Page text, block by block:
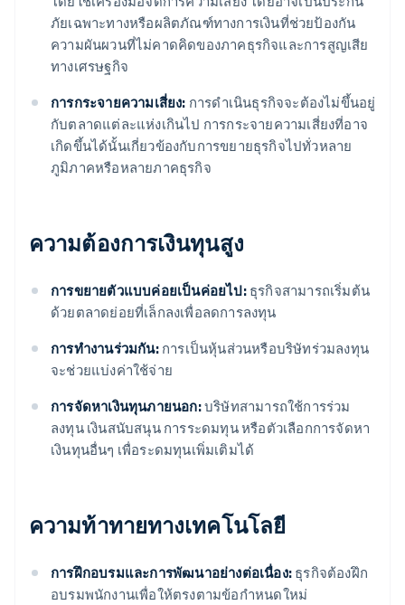
ภัยเฉพาะทางหรือผลิตภัณฑ์ทางการเงินที่ช่วยป้องกัน
ความผันผวนที่ไม่คาดคิดของภาคธุรกิจและการสูญเสีย
ทางเศรษฐกิจ
การกระจายความเสี่ยง: การดําเนินธุรกิจจะต้องไม่ขึ้นอยู่
กับตลาดแต่ละแห่งเกินไป การกระจายความเสี่ยงที่อาจ
เกิดขึ้นได้นั้นเกี่ยวข้องกับการขยายธุรกิจไปทั่วหลาย
ภูมิภาคหรือหลายภาคธุรกิจ
ความต้องการเงินทุนสูง
การขยายตัวแบบค่อยเป็นค่อยไป:ธุรกิจสามารถเริ่มต้น
ด้วยตลาดย่อยที่เล็กลงเพื่อลดการลงทุน
การทํางานร่วมกัน:การเป็นหุ้นส่วนหรือบริษัทร่วมลงทุน
จะช่วยแบ่งค่าใช้จ่าย
การจัดหาเงินทุนภายนอก:บริษัทสามารถใช้การร่วม
ลงทุน เงินสนับสนุน การระดมทุน หรือตัวเลือกการจัดหา
เงินทุนอื่นๆ เพื่อระดมทุนเพิ่มเติมได้
ความท้าทายทางเทคโนโลยี
การฝึกอบรมและการพัฒนาอย่างต่อเนื่อง: ธุรกิจต้องฝึก
อบรมพนักงานเพื่อให้ตรงตามข้อกําหนดใหม่